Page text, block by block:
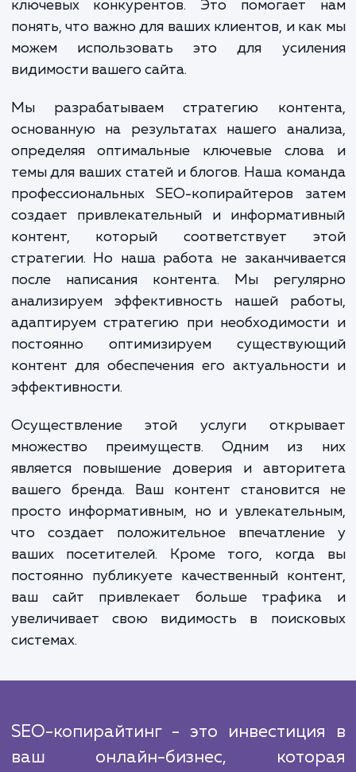
В качестве экспертов в области
копирайтинга, мы выполняем ряд работ
достижения поставленных целей.
начинается с проведения глубокого
вашего бизнеса, вашей целевой
ключевых конкурентов. Это помогает
понять, что важно для ваших клиентов, и
можем использовать это для
видимости вашего сайта.
Мы разрабатываем стратегию
основанную на результатах нашего
определяя оптимальные ключевые
темы для ваших статей и блогов. Наша
профессиональных SEO-копирайтеров
создает привлекательный и
контент, который соответствует
стратегии. Но наша работа не
после написания контента. Мы
анализируем эффективность нашей
адаптируем стратегию при
постоянно оптимизируем
контент для обеспечения его
множество преимуществ. Одним из
является повышение доверия и